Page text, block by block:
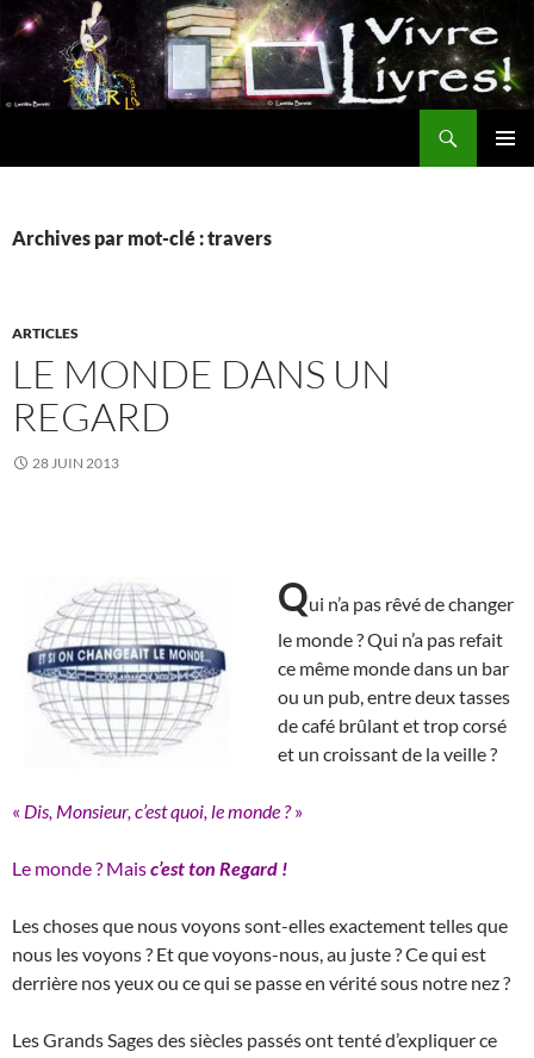
Aller
au
contenu
Archives par mot-clé : travers
ARTICLES
LE MONDE DANS UN
REGARD
28 JUIN 2013
Qui n’a pas rêvé de changer
le monde ? Qui n’a pas refait
ce même monde dans un bar
ou un pub, entre deux tasses
de café brûlant et trop corsé
et un croissant de la veille ?
« Dis, Monsieur, c’est quoi, le monde ?»
Le monde ? Maisc’estton Regard !
Les choses que nous voyons sont-elles exactement telles que
nous les voyons ? Et que voyons-nous, au juste ? Ce qui est
derrière nos yeux ou ce qui se passe en vérité sous notre nez ?
Les Grands Sages des siècles passés ont tenté d’expliquer ce